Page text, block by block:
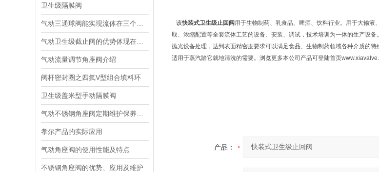
卫生级隔膜阀
气动流量调节角座阀介绍
阀杆密封圈之四氟V型组合填料环
卫生级盖米型手动隔膜阀
孝尔产品的实际应用
气动角座阀的使用性能及特点
不锈钢角座阀的优势、应用及维护
该快装式卫生级止回阀 用于生物制药、乳食品、啤酒、饮料行业。用于大输
取、浓缩配置等全套流体工艺的设备、安装、调试，技术培训为一体的生产设
抛光设备处理，达到表面精密度要求可以满足食品、生物制药领域各种介质的
适用于蒸汽踏它就地清洗的需要。浏览更多本公司产品可登陆首页
产品：